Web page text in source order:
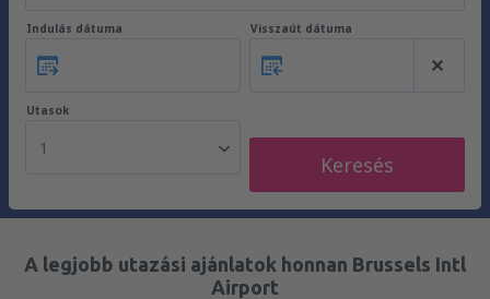
Indulás dátuma Visszaút dátuma
Utasok
1
Keresés
A legjobb utazási ajánlatok honnan Brussels Intl
Airport